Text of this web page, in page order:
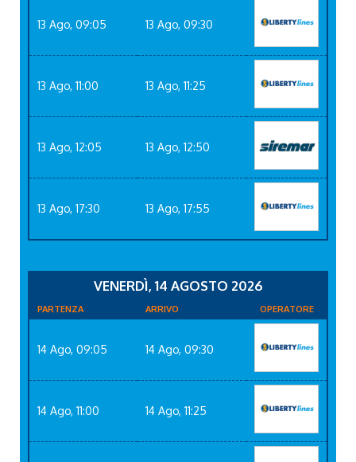
13 Ago, 09:05 13 Ago, 09:30
13 Ago, 11:00 13 Ago, 11:25
13 Ago, 12:05 13 Ago, 12:50
13 Ago, 17:30 13 Ago, 17:55
VENERDÌ, 14 AGOSTO 2026
PARTENZA ARRIVO OPERATORE
14 Ago, 09:05 14 Ago, 09:30
14 Ago, 11:00 14 Ago, 11:25